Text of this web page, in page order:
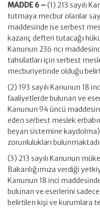
MADDE 6 –(1) 213 sayılı
tutmaya mecbur olanlar
maddesinde ise serbest
kazanç defteri tutacağı
Kanunun 236 ncı
tahsilatları için serbest
mecburiyetinde olduğu
(2) 193 sayılı Kanunun 18
faaliyetlerde bulunan ve
Kanunun 94 üncü
eden serbest meslek
beyan sistemine
zorunlulukları
(3) 213 sayılı Kanunun
Bakanlığımıza verdiği
Kanunun 18 inci
bulunan ve eserlerini
belirtilen kişi ve kurumlara